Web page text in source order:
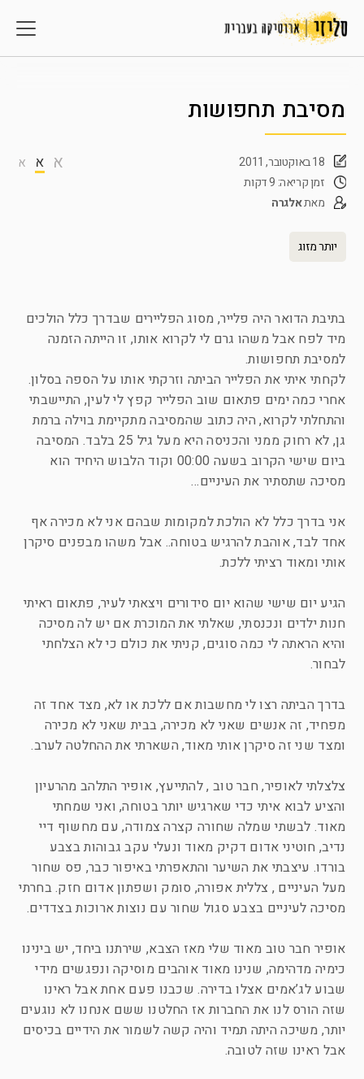
מסיבת תחפושות
א א א
18 באוקטובר, 2011
זמן קריאה: 9 דקות
מאתאלגרה
יותר מזוג
בתיבת הדואר היה פלייר, מסוג הפליירים שבדרך כלל הולכים
מיד לפח אבל משהו גרם לי לקרוא אותו, זו הייתה הזמנה
למסיבת תחפושות.
לקחתי איתי את הפלייר הביתה וזרקתי אותו על הספה בסלון.
אחרי כמה ימים פתאום שוב הפלייר קפץ לי לעין, התיישבתי
והתחלתי לקרוא, היה כתוב שהמסיבה מתקיימת בוילה ברמת
גן, לא רחוק ממני והכניסה היא מעל גיל 25 בלבד. המסיבה
ביום שישי הקרוב בשעה 00:00 וקוד הלבוש היחיד הוא
מסיכה שתסתיר את העיניים…
אני בדרך כלל לא הולכת למקומות שבהם אני לא מכירה אף
אחד לבד, אוהבת להרגיש בטוחה.. אבל משהו מבפנים סיקרן
אותי ומאוד רציתי ללכת.
הגיע יום שישי שהוא יום סידורים ויצאתי לעיר, פתאום ראיתי
חנות ילדים ונכנסתי, שאלתי את המוכרת אם יש לה מסיכה
והיא הראתה לי כמה סוגים, קניתי את כולם כי לא הצלחתי
לבחור.
בדרך הביתה רצו לי מחשבות אם ללכת או לא, מצד אחד זה
מפחיד, זה אנשים שאני לא מכירה, בבית שאני לא מכירה
ומצד שני זה סיקרן אותי מאוד, השארתי את ההחלטה לערב.
צלצלתי לאופיר, חבר טוב , להתייעץ, אופיר התלהב מהרעיון
והציע לבוא איתי כדי שארגיש יותר בטוחה, ואני שמחתי
מאוד. לבשתי שמלה שחורה קצרה צמודה, עם מחשוף דיי
נדיב, חוטיני אדום דקיק מאוד ונעלי עקב גבוהות בצבע
בורדו. עיצבתי את השיער והתאפרתי באיפור כבר, פס שחור
מעל העיניים , צללית אפורה, סומק ושפתון אדום חזק. בחרתי
מסיכה לעיניים בצבע סגול שחור עם נוצות ארוכות בצדדים.
אופיר חבר טוב מאוד שלי מאז הצבא, שירתנו ביחד, יש בינינו
כימיה מדהימה, שנינו מאוד אוהבים מוסיקה ונפגשים מידי
שבוע לג’אמים אצלו בדירה. שכבנו פעם אחת אבל ראינו
שזה הורס לנו את החברות אז החלטנו ששם אנחנו לא נוגעים
יותר, משיכה היתה תמיד והיה קשה לשמור את הידיים בכיסים
אבל ראינו שזה לטובה.